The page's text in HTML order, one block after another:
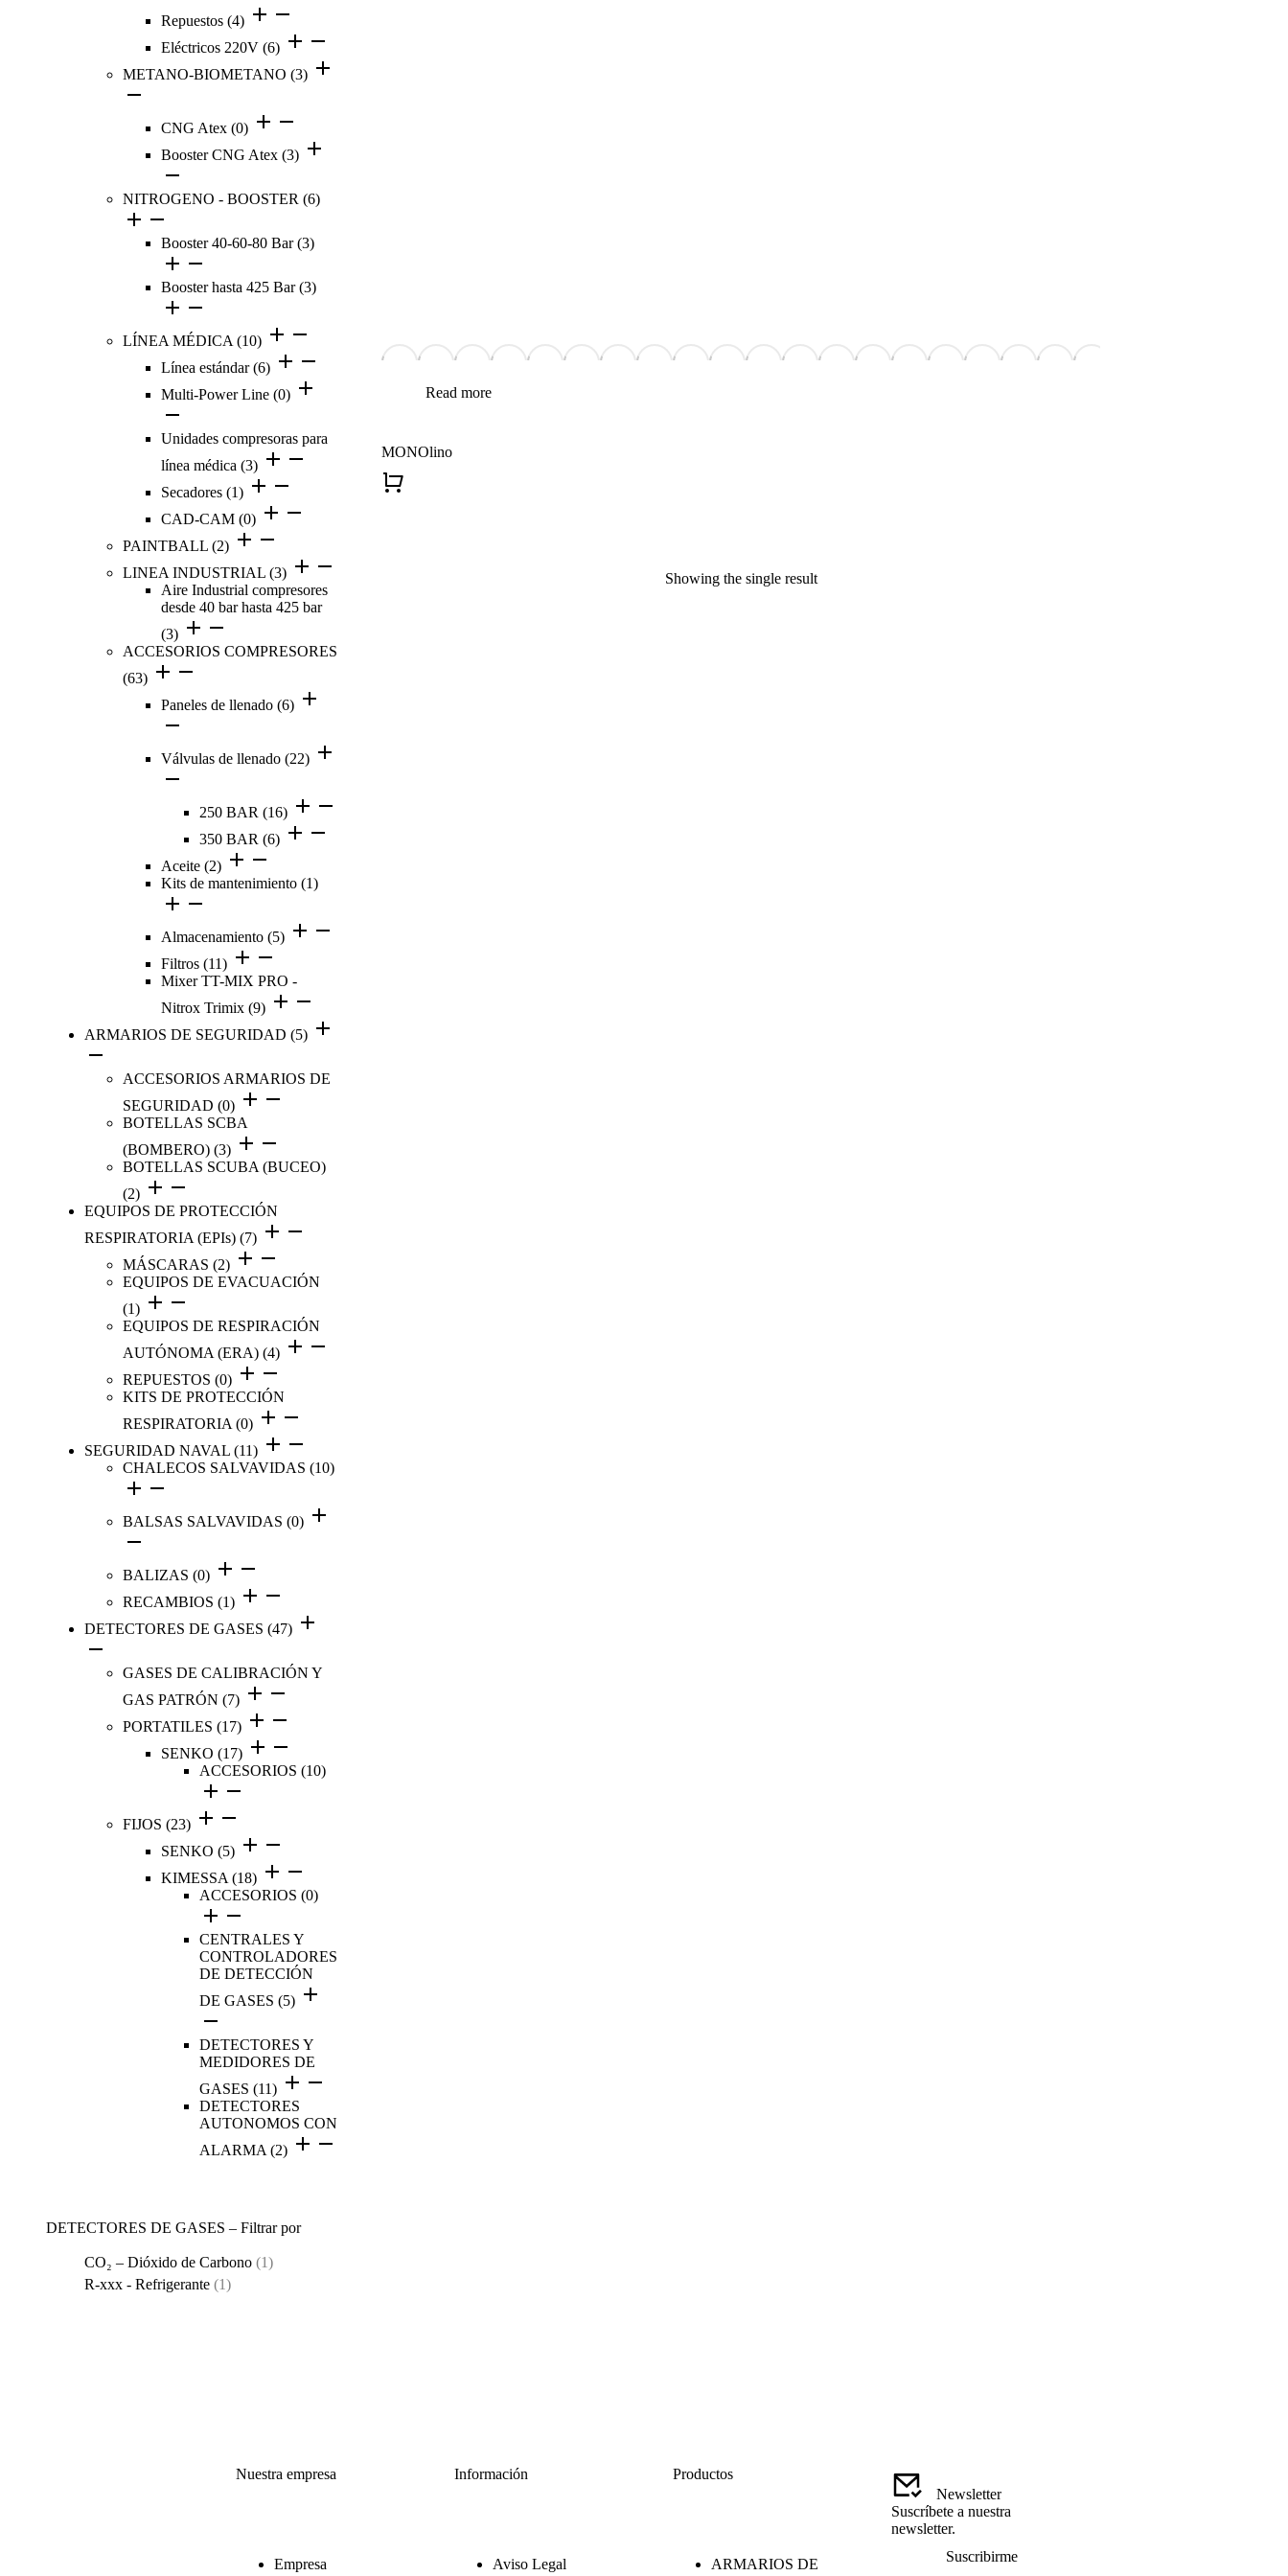
Repuestos (4)
Eléctricos 220V (6)
METANO-BIOMETANO (3)
CNG Atex (0)
Booster CNG Atex (3)
NITROGENO - BOOSTER (6)
Booster 40-60-80 Bar(3)
Booster hasta 425 Bar(3)
LÍNEA MÉDICA (10)
Línea estándar(6)
Multi-Power Line (0)
Unidades compresoras para
línea médica (3)
Secadores (1)
CAD-CAM (0)
PAINTBALL (2)
LINEA INDUSTRIAL (3)
Aire Industrial compresores
desde 40 bar hasta 425 bar
(3)
ACCESORIOS COMPRESORES
(63)
Paneles de llenado (6)
Válvulas de llenado (22)
250 BAR (16)
350 BAR (6)
Aceite (2)
Kits de mantenimiento (1)
Almacenamiento (5)
Filtros (11)
Mixer TT-MIX PRO -
Nitrox Trimix (9)
ARMARIOS DE SEGURIDAD (5)
ACCESORIOS ARMARIOS DE
SEGURIDAD (0)
BOTELLAS SCBA
(BOMBERO) (3)
BOTELLAS SCUBA (BUCEO)
(2)
EQUIPOS DE PROTECCIÓN
RESPIRATORIA (EPIs) (7)
MÁSCARAS (2)
EQUIPOS DE EVACUACIÓN
(1)
EQUIPOS DE RESPIRACIÓN
AUTÓNOMA (ERA) (4)
REPUESTOS (0)
KITS DE PROTECCIÓN
RESPIRATORIA (0)
SEGURIDAD NAVAL (11)
CHALECOS SALVAVIDAS (10)
BALSAS SALVAVIDAS (0)
BALIZAS (0)
RECAMBIOS (1)
DETECTORES DE GASES (47)
GASES DE CALIBRACIÓN Y
GAS PATRÓN (7)
PORTATILES (17)
SENKO (17)
ACCESORIOS (10)
FIJOS (23)
SENKO (5)
KIMESSA (18)
ACCESORIOS (0)
CENTRALES Y
CONTROLADORES
DE DETECCIÓN
DE GASES (5)
DETECTORES Y
MEDIDORES DE
GASES (11)
DETECTORES
AUTONOMOS CON
ALARMA (2)
DETECTORES DE GASES – Filtrar por
CO₂ – Dióxido de Carbono (1)
R-xxx - Refrigerante (1)
Read more
MONOlino
Showing the single result
Nuestra empresa
Empresa
Información
Aviso Legal
Productos
ARMARIOS DE
Newsletter
Suscríbete a nuestra
newsletter.
Suscribirme